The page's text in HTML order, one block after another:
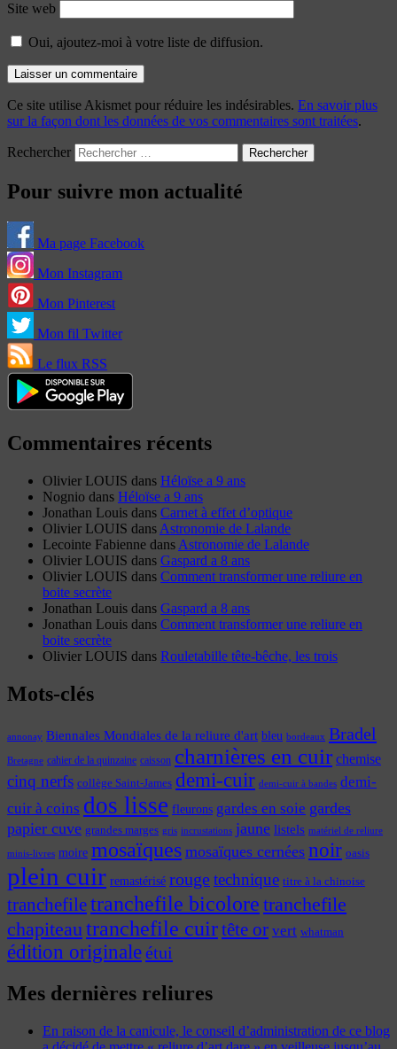
Site web
Oui, ajoutez-moi à votre liste de diffusion.
Ce site utilise Akismet pour réduire les indésirables. En savoir plus
sur la façon dont les données de vos commentaires sont traitées.
Rechercher
Pour suivre mon actualité
Ma page Facebook
Mon Instagram
Mon Pinterest
Mon fil Twitter
Le flux RSS
Commentaires récents
Olivier LOUIS dans Héloïse a 9 ans
Nognio dans Héloïse a 9 ans
Jonathan Louis dans Carnet à effet d’optique
Olivier LOUIS dans Astronomie de Lalande
Lecointe Fabienne dans Astronomie de Lalande
Olivier LOUIS dans Gaspard a 8 ans
Olivier LOUIS dans Comment transformer une reliure en
boite secrète
Jonathan Louis dans Gaspard a 8 ans
Jonathan Louis dans Comment transformer une reliure en
boite secrète
Olivier LOUIS dans Rouletabille tête-bêche, les trois
Mots-clés
annonay Biennales Mondiales de la reliure d'art bleu bordeaux Bradel
Bretagne cahier de la quinzaine caisson charnières en cuir chemise
cinq nerfs collège Saint-James demi-cuir demi-cuir à bandes demi-
cuir à coins dos lisse fleurons gardes en soie gardes
papier cuve grandes marges gris incrustations jaune listels matériel de reliure
minis-livres moire mosaïques mosaïques cernées noir oasis
plein cuir remastérisé rougetechnique titre à la chinoise
tranchefiletranchefile bicolore tranchefile
chapiteau tranchefile cuirtête or vert whatman
édition originaleétui
Mes dernières reliures
En raison de la canicule, le conseil d’administration de ce blog